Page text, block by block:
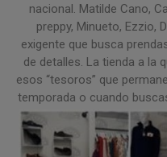
nacional. Matilde Cano,
preppy, Minueto, Ezzio,
exigente que busca
de detalles. La tienda a la
esos “tesoros” que
temporada o cuando